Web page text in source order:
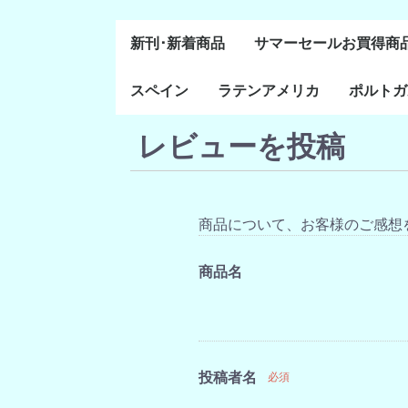
新刊･新着商品 サマーセールお買得商
スペイン
通史・全般
８～１５世紀
１６～１８世紀
１８世紀末～２０世紀
前半
20世紀後半以降
ラテンアメリカ
ラテン・アメリカ全般
メキシコ研究
中米・カリブ研究
キューバ研究
南米諸国
ペルー研究
チリ研究
アルゼンチン研究
ポルト
レビューを投稿
商品について、お客様のご感
商品名
投稿者名 必須